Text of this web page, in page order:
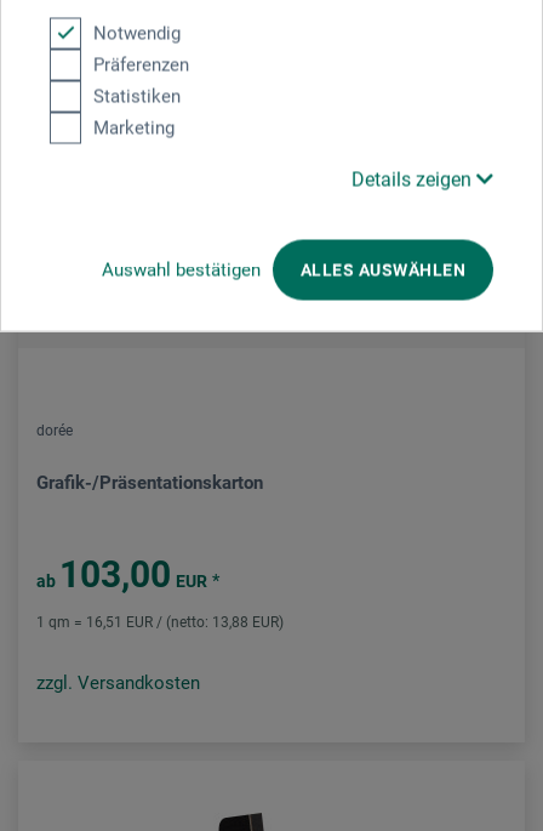
Notwendig
Präferenzen
Statistiken
Marketing
Details zeigen
Auswahl bestätigen ALLES AUSWÄHLEN
dorée
Grafik-/Präsentationskarton
ab 103,00 EUR *
1 qm = 16,51 EUR / (netto: 13,88 EUR)
zzgl. Versandkosten